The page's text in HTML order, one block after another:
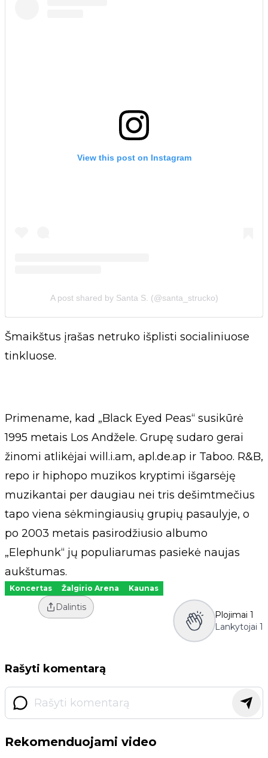
View this post on Instagram
A post shared by Santa S. (@santa_strucko)
Šmaikštus įrašas netruko išplisti socialiniuose
tinkluose.
Primename, kad „Black Eyed Peas“ susikūrė
1995 metais Los Andžele. Grupę sudaro gerai
žinomi atlikėjai will.i.am, apl.de.ap ir Taboo. R&B,
repo ir hiphopo muzikos kryptimi išgarsėję
muzikantai per daugiau nei tris dešimtmečius
tapo viena sėkmingiausių grupių pasaulyje, o
po 2003 metais pasirodžiusio albumo
„Elephunk“ jų populiarumas pasiekė naujas
aukštumas.
Koncertas Žalgirio Arena Kaunas
Dalintis
Plojimai 1
Lankytojai 1
Rašyti komentarą
Rekomenduojami video